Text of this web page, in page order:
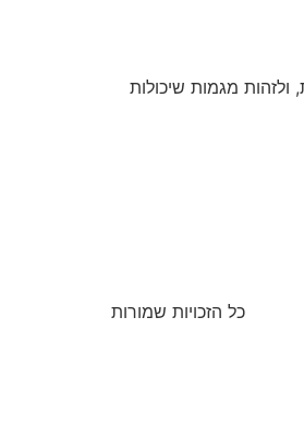
מגמות שיכולות
כל הזכויות שמורות